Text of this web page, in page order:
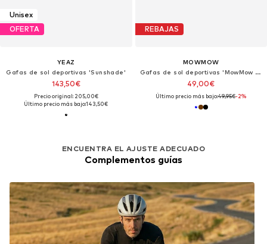
Unisex
OFERTA
YEAZ
Gafas de sol deportivas 'Sunshade'
143,50€
Precio original: 205,00€
Último precio más bajo:143,50€
ENCUENTRA EL AJUSTE ADECUADO
Complementos guías
REBAJAS
MOWMOW
Gafas de sol deportivas 'MowMow Niseko Sunglasses - Polarized - Men - Women'
49,00€
Último precio más bajo:49,95€-2%